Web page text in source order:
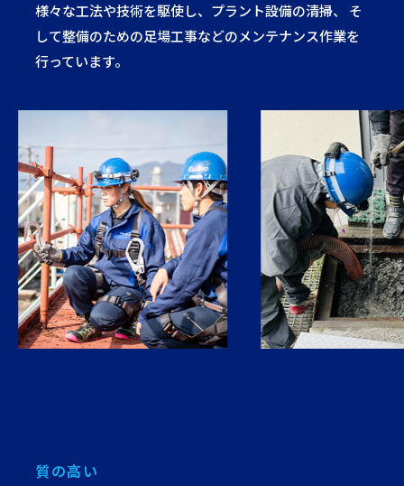
様々な工法や技術を駆使し、プラント設備の清掃、
そ
して整備のための足場工事などのメンテナンス作業を
行っています。
質の高い